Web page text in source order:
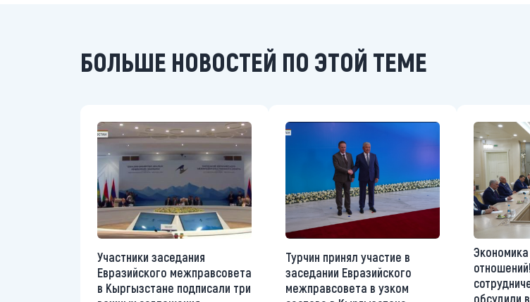
БОЛЬШЕ НОВОСТЕЙ ПО ЭТОЙ ТЕМЕ
Участники заседания
Евразийского межправсовета
в Кыргызстане подписали три
Турчин принял участие в
заседании Евразийского
межправсовета в узком
обсудили